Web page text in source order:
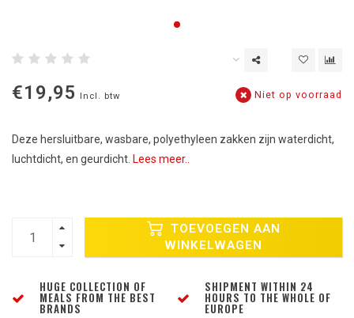
€19,95 Incl. btw Niet op voorraad
Deze hersluitbare, wasbare, polyethyleen zakken zijn waterdicht,
luchtdicht, en geurdicht. Lees meer..
TOEVOEGEN AAN
WINKELWAGEN
HUGE COLLECTION OF
MEALS FROM THE BEST
BRANDS
SHIPMENT WITHIN 24
HOURS TO THE WHOLE OF
EUROPE